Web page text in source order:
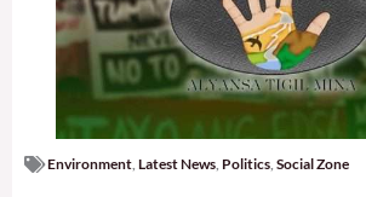
Environment Latest News Politics Social Zone